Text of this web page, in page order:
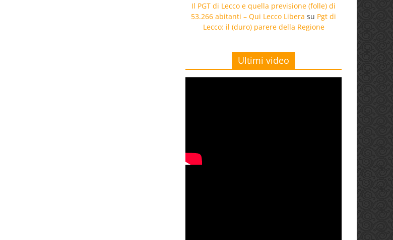
Il PGT di Lecco e quella previsione (folle) di
53.266 abitanti – Qui Lecco Libera su Pgt di
Lecco: il (duro) parere della Regione
Ultimi video